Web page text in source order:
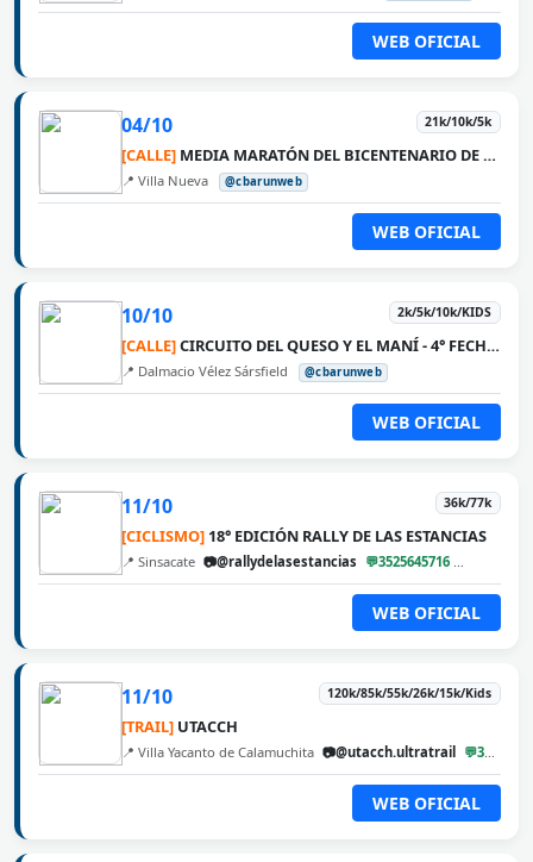
WEB OFICIAL
04/10 21k/10k/5k
[CALLE] MEDIA MARATÓN DEL BICENTENARIO DE VILLA NUEVA
📍 Villa Nueva @cbarunweb
WEB OFICIAL
10/10 2k/5k/10k/KIDS
[CALLE]CIRCUITO DEL QUESO Y EL MANÍ - 4° FECHA DALMACIO VÉLEZ SÁRSFIELD
📍 Dalmacio Vélez Sársfield @cbarunweb
WEB OFICIAL
11/10 36k/77k
[CICLISMO] 18° EDICIÓN RALLY DE LAS ESTANCIAS
📍 Sinsacate 📷@rallydelasestancias 💬3525645716
WEB OFICIAL
11/10 120k/85k/55k/26k/15k/Kids
[TRAIL] UTACCH
📍 Villa Yacanto de Calamuchita 📷@utacch.ultratrail 💬3546560222
WEB OFICIAL